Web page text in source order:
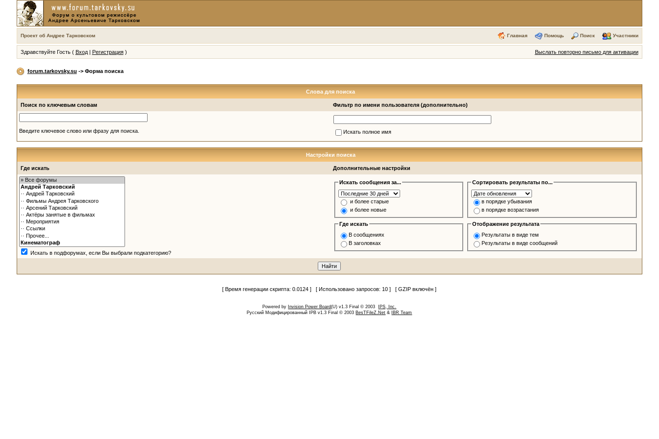
Проект об Андрее Тарковском Главная Помощь Поиск Участники
Здравствуйте Гость ( Вход| Регистрация) Выслать повторно письмо для активации
forum.tarkovsky.su -> Форма поиска
Слова для поиска
Поиск по ключевым словам Фильтр по имени пользователя (дополнительно)
Введите ключевое слово или фразу для поиска. Искать полное имя
Настройки поиска
Где искать Дополнительные настройки
Искать в подфорумах, если Вы выбрали подкатегорию?
Искать сообщения за...
и более старые
и более новые
Сортировать результаты по...
в порядке убывания
в порядке возрастания
Где искать
В сообщениях
В заголовках
Отображение результата
Результаты в виде тем
Результаты в виде сообщений
[ Время генерации скрипта: 0.0124 ] [ Использовано запросов: 10 ] [ GZIP включён ]
Powered by Invision Power Board(U) v1.3 Final © 2003
IPS, Inc.
Русский Модифицированный IPB v1.3 Final © 2003 BesTFileZ.Net & IBR Team